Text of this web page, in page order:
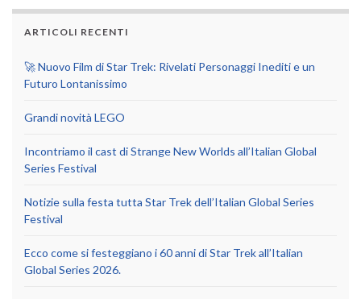
ARTICOLI RECENTI
🚀 Nuovo Film di Star Trek: Rivelati Personaggi Inediti e un
Futuro Lontanissimo
Grandi novità LEGO
Incontriamo il cast di Strange New Worlds all’Italian Global
Series Festival
Notizie sulla festa tutta Star Trek dell’Italian Global Series
Festival
Ecco come si festeggiano i 60 anni di Star Trek all’Italian
Global Series 2026.